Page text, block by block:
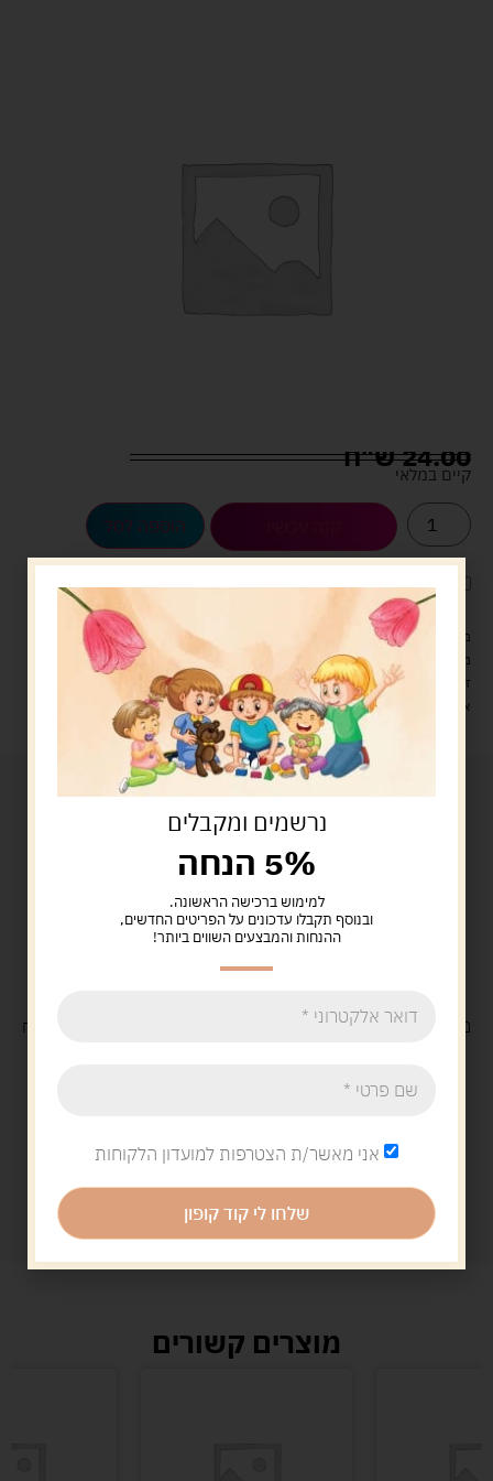
24.00ש"ח
קיים במלאי
הוספה לסל
לארוז את המוצר באריזת מתנה5.00 ש"ח ?
מעל 329 ש"ח, משלוח עם שליח עד הבית חינם! – 0 ₪
משלוח עם שליח עד הבית: 29 ש"ח
זמן אספקה: עד 4 ימי עסקים.
איסוף עצמי: מ"ביתר טויס" רחוב בניין דוד 18, ביתר עילית.
משלוח חינםבקנייה מעל 329 ש"ח
מוצרים קשורים
נרשמים ומקבלים
5% הנחה
למימוש ברכישה הראשונה.
ובנוסף תקבלו עדכונים על הפריטים החדשים,
ההנחות והמבצעים השווים ביותר!
אני מאשר/ת הצטרפות למועדון הלקוחות
שלחו לי קוד קופון